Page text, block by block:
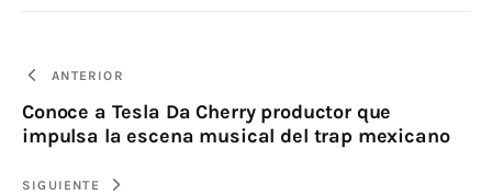
ANTERIOR
Conoce a Tesla Da Cherry productor que
impulsa la escena musical del trap mexicano
SIGUIENTE